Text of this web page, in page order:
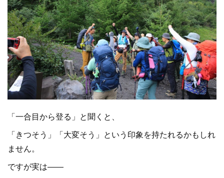
「一合目から登る」と聞くと、
「きつそう」「大変そう」という印象を持たれるかもしれ
ません。
ですが実は――